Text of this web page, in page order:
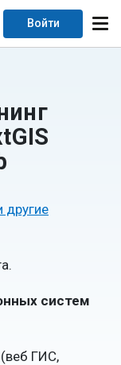
Войти
систем
ГИС,